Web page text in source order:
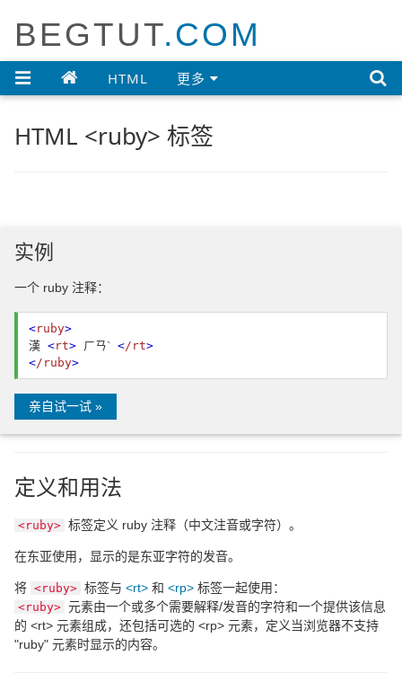
BEGTUT.COM
HTML 更多 
HTML <ruby> 标签
实例
一个 ruby 注释：
<ruby>
漢 <rt> ㄏㄢˋ </rt>
</ruby>
亲自试一试 »
定义和用法
<ruby> 标签定义 ruby 注释（中文注音或字符）。
在东亚使用，显示的是东亚字符的发音。
将 <ruby> 标签与 <rt> 和 <rp> 标签一起使用：
<ruby> 元素由一个或多个需要解释/发音的字符和一个提供该信息
的 <rt> 元素组成，还包括可选的 <rp> 元素，定义当浏览器不支持
"ruby" 元素时显示的内容。